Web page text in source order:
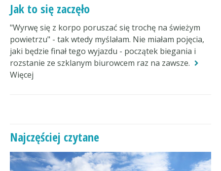
Jak to się zaczęło
"Wyrwę się z korpo poruszać się trochę na świeżym
powietrzu" - tak wtedy myślałam. Nie miałam pojęcia,
jaki będzie finał tego wyjazdu - początek biegania i
rozstanie ze szklanym biurowcem raz na zawsze.
Więcej
Najczęściej czytane